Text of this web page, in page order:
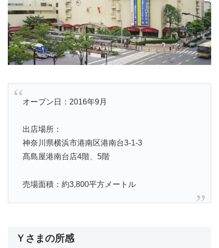
オープン日：2016年9月
出店場所：
神奈川県横浜市港南区港南台3-1-3
髙島屋港南台店4階、5階
売場面積：約3,800平方メートル
Ｙさまの所感